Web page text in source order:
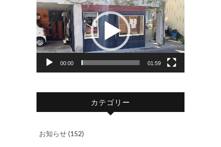
画
プ
レ
ー
00:00 01:59
カテゴリー
お知らせ (152)